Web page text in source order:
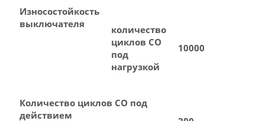
Износостойкость
выключателя
количество
циклов СО
под
нагрузкой
10000
Количество циклов СО под
действием